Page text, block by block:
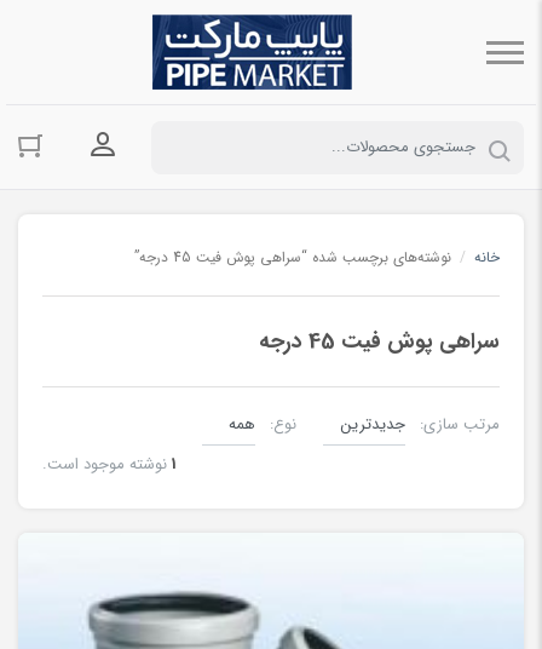
ورود به
خانه / نوشته‌های برچسب شده “سراهی پوش فیت 45 درجه”
سراهی پوش فیت 45 درجه
مرتب سازی:
نوع:
1نوشته موجود است.